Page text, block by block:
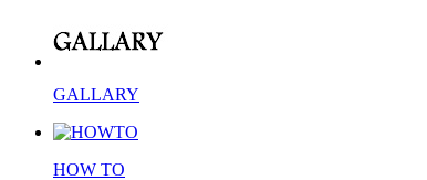
GALLARY
HOW TO